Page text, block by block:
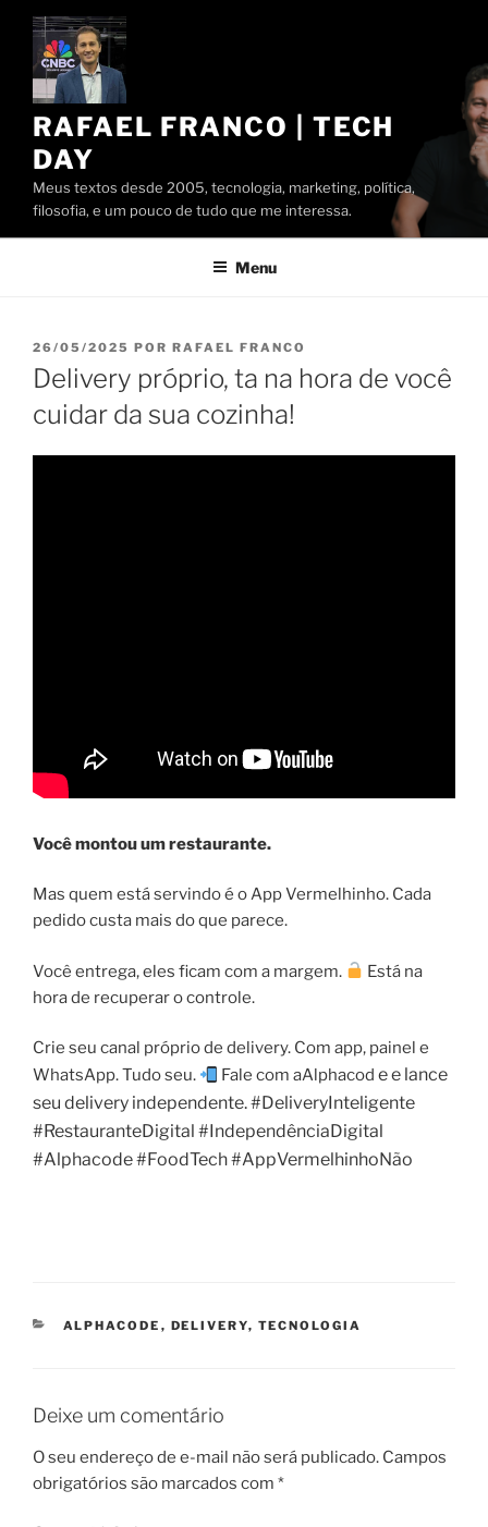
Pular
conteúdo
RAFAEL FRANCO | TECH
DAY
Meus textos desde 2005, tecnologia, marketing, política,
filosofia, e um pouco de tudo que me interessa.
Menu
PUBLICADO
EM
26/05/2025 POR RAFAEL FRANCO
Delivery próprio, ta na hora de você
cuidar da sua cozinha!
Você montou um restaurante.
Mas quem está servindo é o App Vermelhinho. Cada
pedido custa mais do que parece.
Você entrega, eles ficam com a margem.
Está na
hora de recuperar o controle.
Crie seu canal próprio de delivery. Com app, painel e
WhatsApp. Tudo seu.
Fale com aAlphacod e e lance
seu delivery independente. #DeliveryInteligente
#RestauranteDigital #IndependênciaDigital
#Alphacode #FoodTech #AppVermelhinhoNão
CATEGORIAS
ALPHACODE , DELIVERY, TECNOLOGIA
Deixe um comentário
O seu endereço de e-mail não será publicado. Campos
obrigatórios são marcados com *